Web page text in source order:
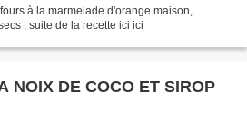
à la marmelade d'orange maison,
, suite de la recette ici ici
NOIX DE COCO ET SIROP